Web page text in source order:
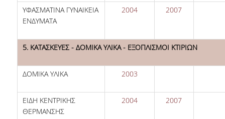
ΥΦΑΣΜΑΤΙΝΑ ΓΥΝΑΙΚΕΙΑ
ΕΝΔΥΜΑΤΑ
2004 2007
5. ΚΑΤΑΣΚΕΥΕΣ - ΔΟΜΙΚΑ ΥΛΙΚΑ - ΕΞΟΠΛΙΣΜΟΙ ΚΤΙΡΙΩΝ
ΔΟΜΙΚΑ ΥΛΙΚΑ 2003
ΕΙΔΗ ΚΕΝΤΡΙΚΗΣ
ΘΕΡΜΑΝΣΗΣ
2004 2007